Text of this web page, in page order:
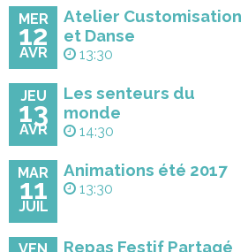
MER
12
AVR
Atelier Customisation
et Danse
13:30
JEU
13
AVR
Les senteurs du
monde
14:30
MAR
11
JUIL
Animations été 2017
13:30
Repas Festif Partagé